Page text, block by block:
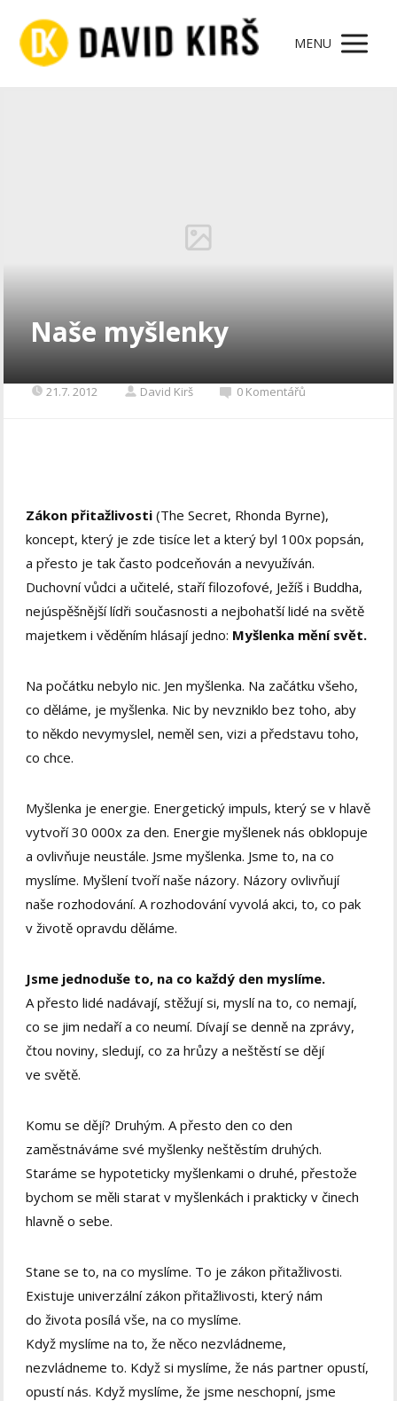
MENU
Naše myšlenky
21.7. 2012 David Kirš 0 Komentářů
Zákon přitažlivosti (The Secret, Rhonda Byrne),
koncept, který je zde tisíce let a který byl 100x popsán,
a přesto je tak často podceňován a nevyužíván.
Duchovní vůdci a učitelé, staří filozofové, Ježíš i Buddha,
nejúspěšnější lídři současnosti a nejbohatší lidé na světě
majetkem i věděním hlásají jedno: Myšlenka mění svět.
Na počátku nebylo nic. Jen myšlenka. Na začátku všeho,
co děláme, je myšlenka. Nic by nevzniklo bez toho, aby
to někdo nevymyslel, neměl sen, vizi a představu toho,
co chce.
Myšlenka je energie. Energetický impuls, který se v hlavě
vytvoří 30 000x za den. Energie myšlenek nás obklopuje
a ovlivňuje neustále. Jsme myšlenka. Jsme to, na co
myslíme. Myšlení tvoří naše názory. Názory ovlivňují
naše rozhodování. A rozhodování vyvolá akci, to, co pak
v životě opravdu děláme.
Jsme jednoduše to, na co každý den myslíme.
A přesto lidé nadávají, stěžují si, myslí na to, co nemají,
co se jim nedaří a co neumí. Dívají se denně na zprávy,
čtou noviny, sledují, co za hrůzy a neštěstí se dějí
ve světě.
Komu se dějí? Druhým. A přesto den co den
zaměstnáváme své myšlenky neštěstím druhých.
Staráme se hypoteticky myšlenkami o druhé, přestože
bychom se měli starat v myšlenkách i prakticky v činech
hlavně o sebe.
Stane se to, na co myslíme. To je zákon přitažlivosti.
Existuje univerzální zákon přitažlivosti, který nám
do života posílá vše, na co myslíme.
Když myslíme na to, že něco nezvládneme,
nezvládneme to. Když si myslíme, že nás partner opustí,
opustí nás. Když myslíme, že jsme neschopní, jsme